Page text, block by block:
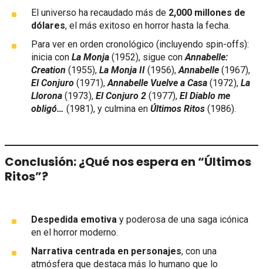
El universo ha recaudado más de 2,000 millones de
dólares, el más exitoso en horror hasta la fecha.
Para ver en orden cronológico (incluyendo spin-offs):
inicia con La Monja (1952), sigue conAnnabelle:
Creation (1955), La Monja II (1956),Annabelle (1967),
El Conjuro (1971),Annabelle Vuelve a Casa (1972), La
Llorona (1973), El Conjuro 2 (1977), El Diablo me
obligó… (1981), y culmina en Últimos Ritos (1986).
Conclusión: ¿Qué nos espera en “Últimos
Ritos”?
Despedida emotiva y poderosa de una saga icónica
en el horror moderno.
Narrativa centrada en personajes, con una
atmósfera que destaca más lo humano que lo